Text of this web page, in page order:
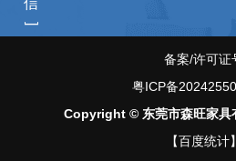
信
]
备案/许可证
粤ICP备
Copyright © 东莞市森旺家
【百度统计】